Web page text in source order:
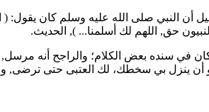
أن النبي صلى الله عليه وسلم كان يقول: (
حق, اللهم لك أسلمنا... ), الحديث.
في سنده بعض الكلام؛ والراجح أنه
أن ينزل بي سخطك، لك العتبى حتى ترضى,